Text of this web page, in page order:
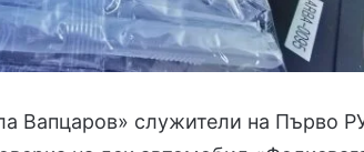
Вапцаров» служители на Първо